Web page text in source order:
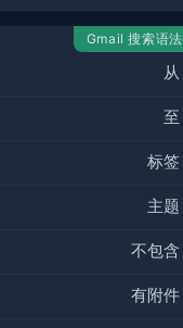
Gmail 搜索语法
从
至
标签
主题
不包含
有附件